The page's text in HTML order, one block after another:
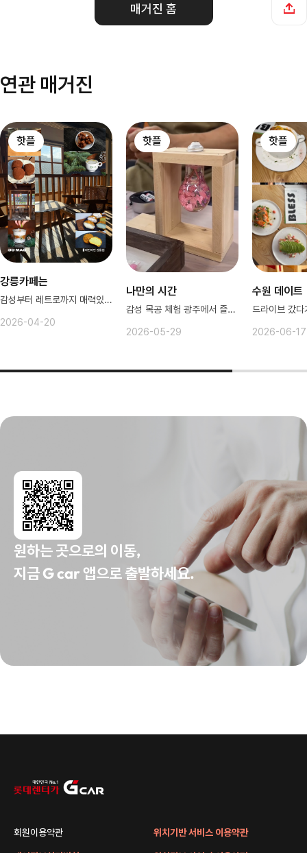
매거진 홈
연관 매거진
핫플
강릉카페는
감성부터 레트로까지 매력있는 강릉
2026-04-20
핫플
나만의 시간
감성 목공 체험 광주에서 즐겨보세요!
2026-05-29
핫플
수원 데이트
2026-06-17
원하는 곳으로의 이동,
지금 G car 앱으로 출발하세요.
회원이용약관 위치기반 서비스 이용약관